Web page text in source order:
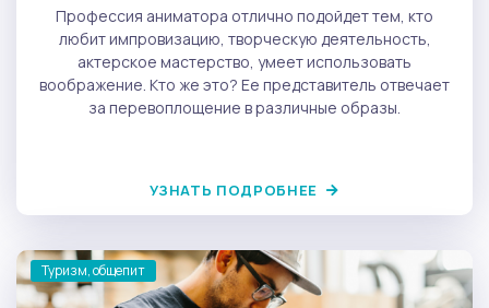
Профессия аниматора отлично подойдет тем, кто
любит импровизацию, творческую деятельность,
актерское мастерство, умеет использовать
воображение. Кто же это? Ее представитель отвечает
за перевоплощение в различные образы.
УЗНАТЬ ПОДРОБНЕЕ
Туризм, общепит